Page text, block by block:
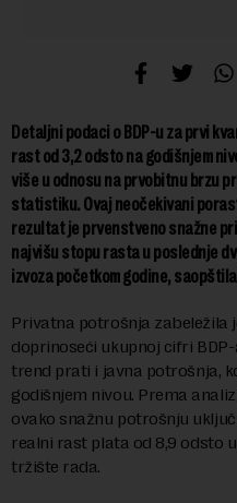
Detaljni podaci o BDP-u za prvi
rast od 3,2 odsto na godišnjem
više u odnosu na prvobitnu brzu
statistiku. Ovaj neočekivani
rezultat je prvenstveno snažne
najvišu stopu rasta u poslednje
izvoza početkom godine,
Privatna potrošnja zabeležila
doprinoseći ukupnoj cifri
trend prati i javna potrošnja,
godišnjem nivou. Prema
ovako snažnu potrošnju
realni rast plata od 8,9 odsto
tržište rada.